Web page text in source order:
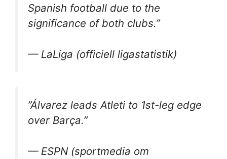
Spanish football due to the
significance of both clubs.”
— LaLiga (officiell ligastatistik)
”Álvarez leads Atleti to 1st-leg edge
over Barça.”
— ESPN (sportmedia om